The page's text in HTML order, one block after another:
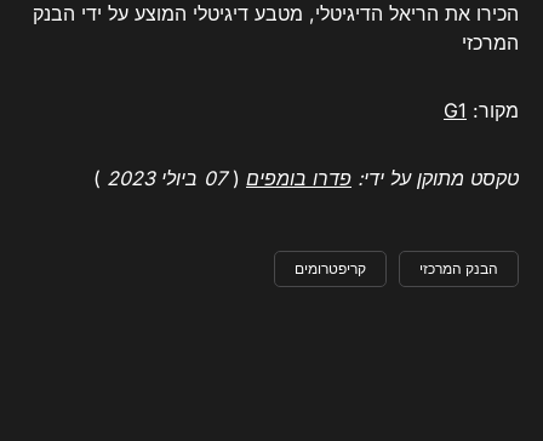
הכירו את הריאל הדיגיטלי, מטבע דיגיטלי המוצע על ידי הבנק
המרכזי
מקור: G1
טקסט מתוקן על ידי: פדרו בומפים (07 ​​ביולי 2023 )
הבנק המרכזי קריפטרומים